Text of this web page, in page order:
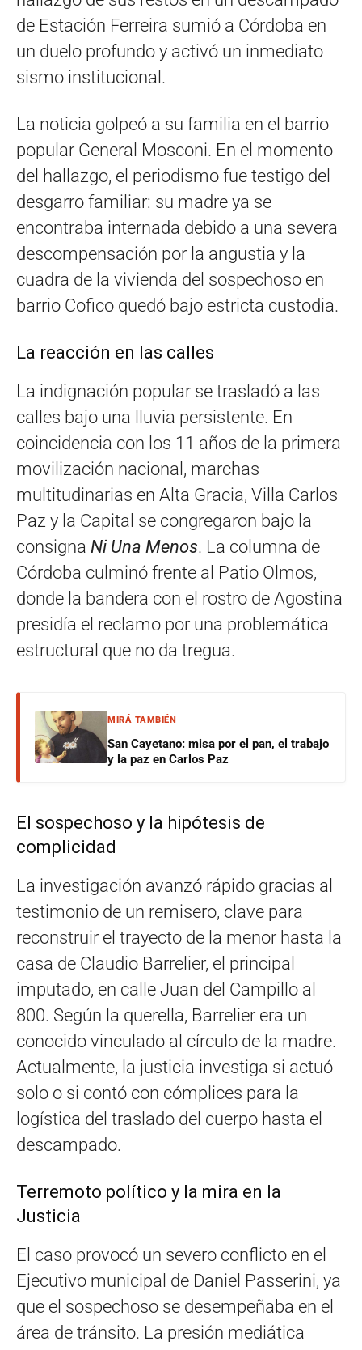
de Estación Ferreira sumió a Córdoba en
un duelo profundo y activó un inmediato
sismo institucional .
La noticia golpeó a su familia en el barrio
popular General Mosconi. En el momento
del hallazgo, el periodismo fue testigo del
desgarro familiar: su madre ya se
encontraba internada debido a una severa
descompensación por la angustia y la
cuadra de la vivienda del sospechoso en
barrio Cofico quedó bajo estricta custodia.
La reacción en las calles
La indignación popular se trasladó a las
calles bajo una lluvia persistente. En
coincidencia con los 11 años de la primera
movilización nacional, marchas
multitudinarias en Alta Gracia, Villa Carlos
Paz y la Capital se congregaron bajo la
consigna Ni Una Menos. La columna de
Córdoba culminó frente al Patio Olmos,
donde la bandera con el rostro de Agostina
presidía el reclamo por una problemática
estructural que no da tregua.
MIRÁ TAMBIÉN
San Cayetano: misa por el pan, el trabajo
y la paz en Carlos Paz
El sospechoso y la hipótesis de
complicidad
La investigación avanzó rápido gracias al
testimonio de un remisero, clave para
reconstruir el trayecto de la menor hasta la
casa de Claudio Barrelier, el principal
imputado, en calle Juan del Campillo al
800. Según la querella, Barrelier era un
conocido vinculado al círculo de la madre.
Actualmente, la justicia investiga si actuó
solo o si contó con cómplices para la
logística del traslado del cuerpo hasta el
descampado.
Terremoto político y la mira en la
Justicia
El caso provocó un severo conflicto en el
Ejecutivo municipal de Daniel Passerini, ya
que el sospechoso se desempeñaba en el
área de tránsito. La presión mediática